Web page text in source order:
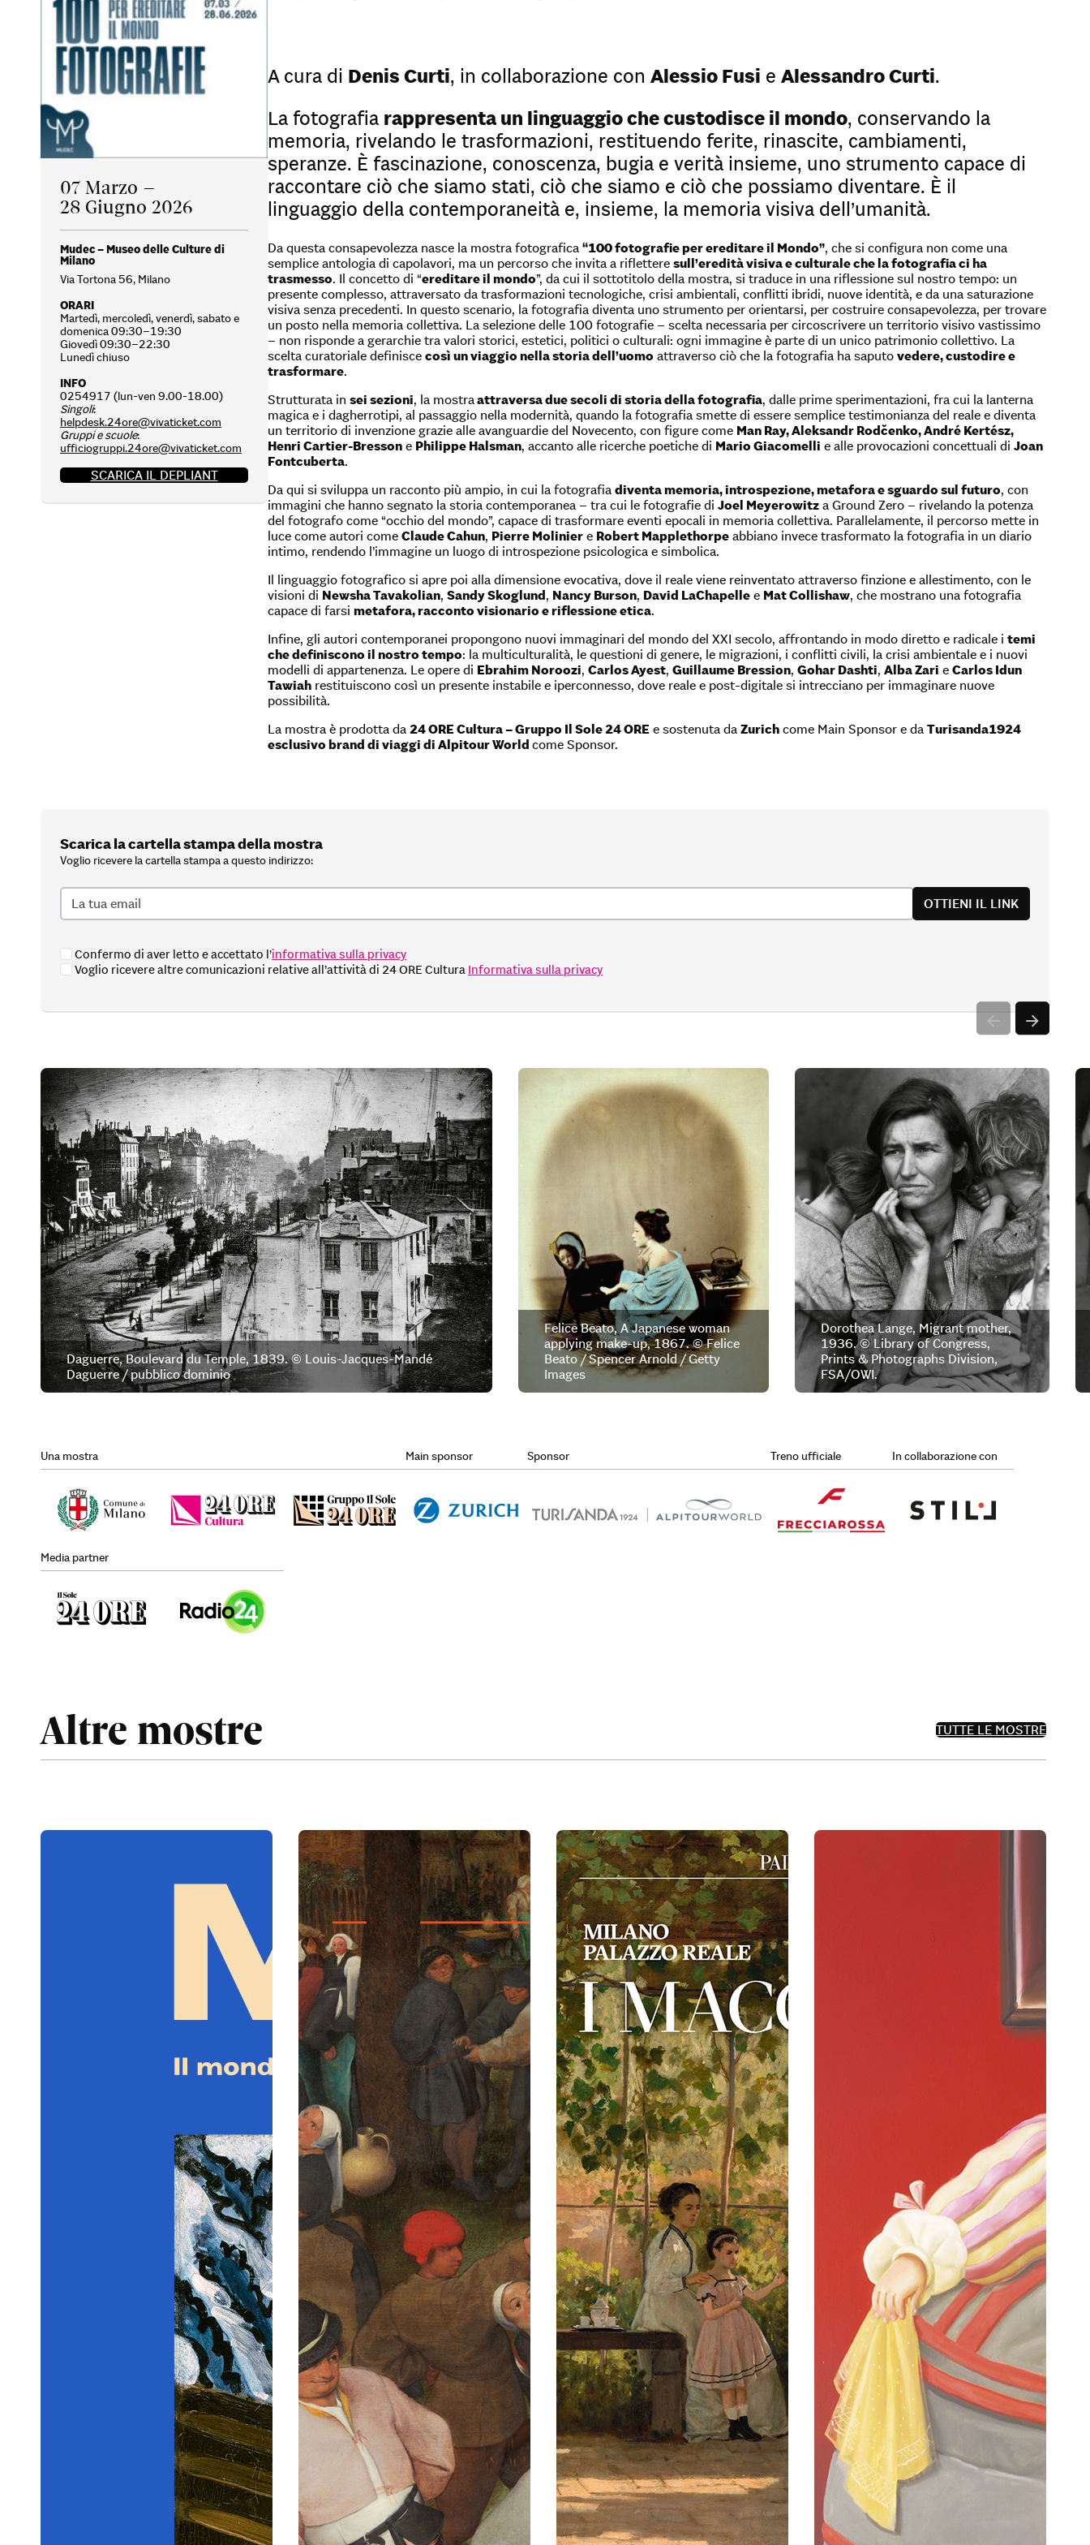
07 Marzo –
28 Giugno 2026
Mudec – Museo delle Culture di
Milano
Via Tortona 56, Milano
ORARI
Martedì, mercoledì, venerdì, sabato e
domenica 09:30–19:30
Giovedì 09:30–22:30
Lunedì chiuso
INFO
0254917 (lun-ven 9.00-18.00)
Singoli:
helpdesk.24ore@vivaticket.com
Gruppi e scuole:
ufficiogruppi.24ore@vivaticket.com
SCARICA IL DEPLIANT
A cura di Denis Curti, in collaborazione con Alessio Fusi e Alessandro Curti.
La fotografia rappresenta un linguaggio che custodisce il mondo, conservando la
memoria, rivelando le trasformazioni, restituendo ferite, rinascite, cambiamenti,
speranze. È fascinazione, conoscenza, bugia e verità insieme, uno strumento capace di
raccontare ciò che siamo stati, ciò che siamo e ciò che possiamo diventare. È il
linguaggio della contemporaneità e, insieme, la memoria visiva dell’umanità.
Da questa consapevolezza nasce la mostra fotografica “100 fotografie per ereditare il Mondo”, che si configura non come una
semplice antologia di capolavori, ma un percorso che invita a riflettere sull’eredità visiva e culturale che la fotografia ci ha
trasmesso. Il concetto di “ereditare il mondo”, da cui il sottotitolo della mostra, si traduce in una riflessione sul nostro tempo: un
presente complesso, attraversato da trasformazioni tecnologiche, crisi ambientali, conflitti ibridi, nuove identità, e da una saturazione
visiva senza precedenti. In questo scenario, la fotografia diventa uno strumento per orientarsi, per costruire consapevolezza, per trovare
un posto nella memoria collettiva. La selezione delle 100 fotografie – scelta necessaria per circoscrivere un territorio visivo vastissimo
– non risponde a gerarchie tra valori storici, estetici, politici o culturali: ogni immagine è parte di un unico patrimonio collettivo. La
scelta curatoriale definisce così un viaggio nella storia dell’uomo attraverso ciò che la fotografia ha saputo vedere, custodire e
trasformare.
Strutturata in sei sezioni, la mostraattraversa due secoli di storia della fotografia, dalle prime sperimentazioni, fra cui la lanterna
magica e i dagherrotipi, al passaggio nella modernità, quando la fotografia smette di essere semplice testimonianza del reale e diventa
un territorio di invenzione grazie alle avanguardie del Novecento, con figure come Man Ray, Aleksandr Rodčenko, André Kertész,
Henri Cartier-Bresson e Philippe Halsman, accanto alle ricerche poetiche di Mario Giacomelli e alle provocazioni concettuali di Joan
Fontcuberta.
Da qui si sviluppa un racconto più ampio, in cui la fotografia diventa memoria, introspezione, metafora e sguardo sul futuro, con
immagini che hanno segnato la storia contemporanea – tra cui le fotografie di Joel Meyerowitz a Ground Zero – rivelando la potenza
del fotografo come “occhio del mondo”, capace di trasformare eventi epocali in memoria collettiva. Parallelamente, il percorso mette in
luce come autori come Claude Cahun, Pierre Molinier e Robert Mapplethorpe abbiano invece trasformato la fotografia in un diario
intimo, rendendo l’immagine un luogo di introspezione psicologica e simbolica.
Il linguaggio fotografico si apre poi alla dimensione evocativa, dove il reale viene reinventato attraverso finzione e allestimento, con le
visioni di Newsha Tavakolian, Sandy Skoglund, Nancy Burson, David LaChapelle e Mat Collishaw, che mostrano una fotografia
capace di farsi metafora, racconto visionario e riflessione etica.
Infine, gli autori contemporanei propongono nuovi immaginari del mondo del XXI secolo, affrontando in modo diretto e radicale i temi
che definiscono il nostro tempo: la multiculturalità, le questioni di genere, le migrazioni, i conflitti civili, la crisi ambientale e i nuovi
modelli di appartenenza. Le opere di Ebrahim Noroozi, Carlos Ayest, Guillaume Bression, Gohar Dashti, Alba Zari e Carlos Idun
Tawiah restituiscono così un presente instabile e iperconnesso, dove reale e post-digitale si intrecciano per immaginare nuove
possibilità.
La mostra è prodotta da 24 ORE Cultura – Gruppo Il Sole 24 ORE e sostenuta da Zurich come Main Sponsor e da Turisanda1924
esclusivo brand di viaggi di Alpitour World come Sponsor.
Scarica la cartella stampa della mostra
Voglio ricevere la cartella stampa a questo indirizzo:
La
tua
email
Confermo di aver letto e accettato l’informativa sulla privacy
Voglio ricevere altre comunicazioni relative all’attività di 24 ORE Cultura Informativa sulla privacy
di
campo.
Daguerre, Boulevard du Temple, 1839. © Louis-Jacques-Mandé
Daguerre / pubblico dominio
Felice Beato, A Japanese woman
applying make-up, 1867. © Felice
Beato / Spencer Arnold / Getty
Images
Dorothea Lange, Migrant mother,
1936. © Library of Congress,
Prints & Photographs Division,
FSA/OWI.
Una mostra Main sponsor Sponsor Treno ufficiale In collaborazione con
Media partner
Altre mostre TUTTE LE MOSTRE